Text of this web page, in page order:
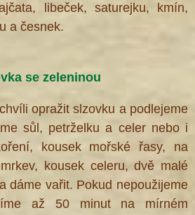
libeček, saturejku, kmín,
a česnek.
se zeleninou
opražit slzovku a podlejeme
sůl, petrželku a celer nebo i
kousek mořské řasy, na
kousek celeru, dvě malé
dáme vařit. Pokud nepoužijeme
až 50 minut na mírném